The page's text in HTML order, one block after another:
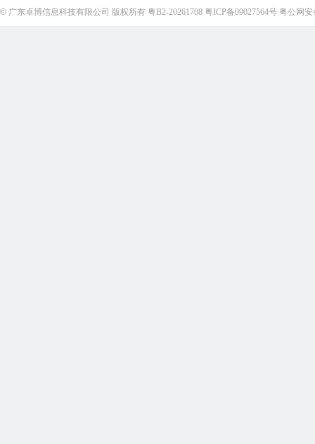
© 广东卓博信息科技有限公司 版权所有 粤B2-20261708 粤ICP备09027564号 粤公网安